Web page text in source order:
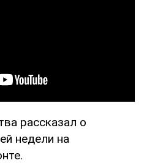
рассказал о
недели на